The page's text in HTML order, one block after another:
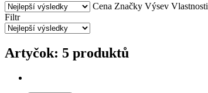
Cena Značky Výsev Vlastnosti
Filtr
Artyčok: 5 produktů